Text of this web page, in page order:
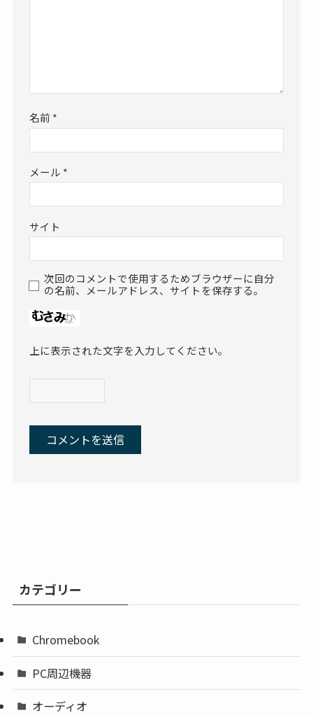
名前 *
メール *
サイト
次回のコメントで使用するためブラウザーに自分
の名前、メールアドレス、サイトを保存する。
上に表示された文字を入力してください。
カテゴリー
Chromebook
PC周辺機器
オーディオ